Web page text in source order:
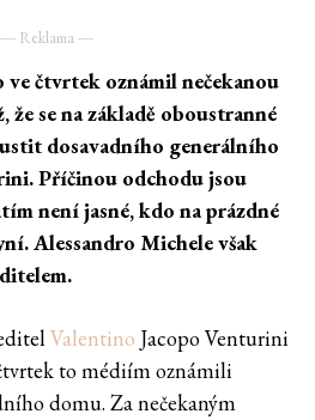
― Reklama ―
čtvrtek oznámil nečekanou
se na základě oboustranné
dosavadního generálního
Příčinou odchodu jsou
není jasné, kdo na prázdné
Alessandro Michele však
Valentino Jacopo Venturini
to médiím oznámili
domu. Za nečekaným